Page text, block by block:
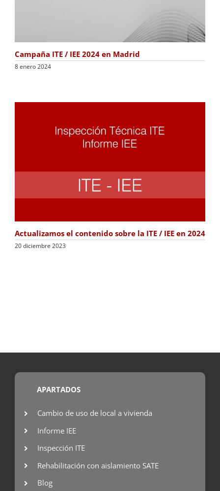
Campaña ITE / IEE 2024 en Madrid
8 enero 2024
Actualizamos el contenido sobre la ITE / IEE en 2024
20 diciembre 2023
APARTADOS
Cambio de uso de local a vivienda
Informe IEE
Inspección ITE
Rehabilitación con aislamiento SATE
Blog